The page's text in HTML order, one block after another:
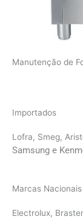
Manutenção de
Importados
Lofra, Smeg,
Samsung e
Marcas Nacionais
Electrolux,